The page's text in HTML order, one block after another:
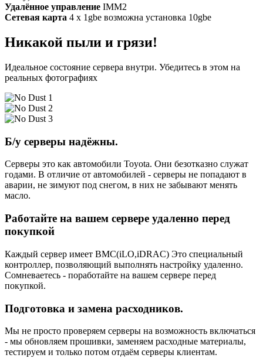
Удалённое управление IMM2
Сетевая карта 4 x 1gbe возможна установка 10gbe
Никакой пыли и грязи!
Идеальное состояние сервера внутри. Убедитесь в этом на
реальных фотографиях
Б/у серверы надёжны.
Серверы это как автомобили Toyota. Они безотказно служат
годами. В отличие от автомобилей - серверы не попадают в
аварии, не зимуют под снегом, в них не забывают менять
масло.
Работайте на вашем сервере удаленно перед
покупкой
Каждый сервер имеет BMC(iLO,iDRAC) Это специальный
контроллер, позволяющий выполнять настройку удаленно.
Сомневаетесь - поработайте на вашем сервере перед
покупкой.
Подготовка и замена расходников.
Мы не просто проверяем серверы на возможность включаться
- мы обновляем прошивки, заменяем расходные материалы,
тестируем и только потом отдаём серверы клиентам.